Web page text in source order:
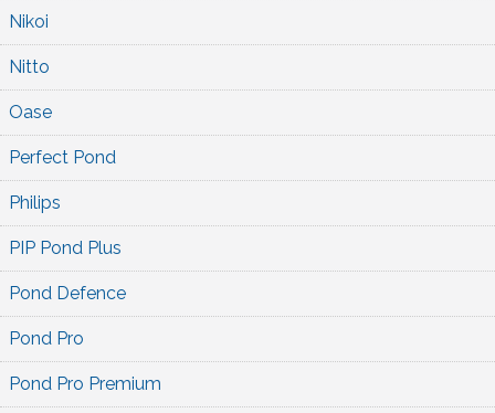
Nikoi
Nitto
Oase
Perfect Pond
Philips
PIP Pond Plus
Pond Defence
Pond Pro
Pond Pro Premium